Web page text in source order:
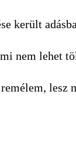
került
nem lehet
lesz